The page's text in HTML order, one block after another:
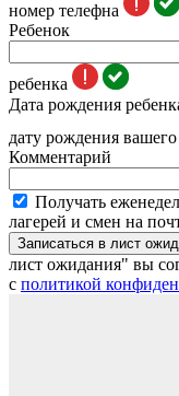
номер телефна
Ребенок
ребенка
Дата рождения
дату рождения вашего
Комментарий
Получать
лагерей и смен на
Записаться в лист
лист ожидания" вы
с политикой